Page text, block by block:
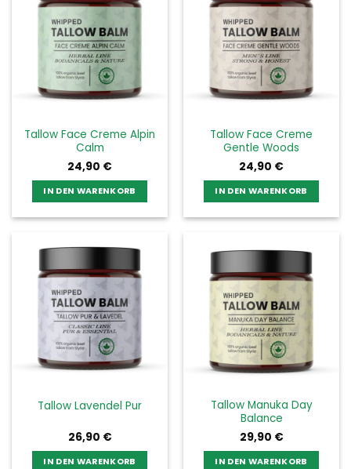
Tallow Face Creme Alpin
Calm
24,90 €
IN DEN WARENKORB
Tallow Face Creme
Gentle Woods
24,90 €
IN DEN WARENKORB
Tallow Lavendel Pur
26,90 €
IN DEN WARENKORB
Tallow Manuka Day
Balance
29,90 €
IN DEN WARENKORB